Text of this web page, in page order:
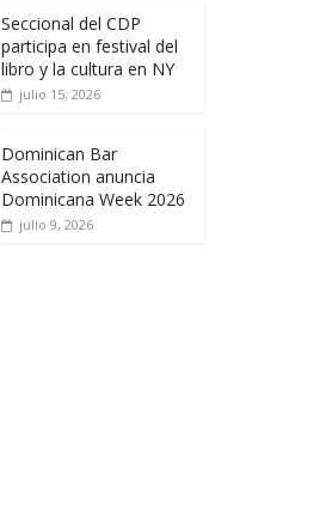
Seccional del CDP
participa en festival del
libro y la cultura en NY
julio 15, 2026
Dominican Bar
Association anuncia
Dominicana Week 2026
julio 9, 2026